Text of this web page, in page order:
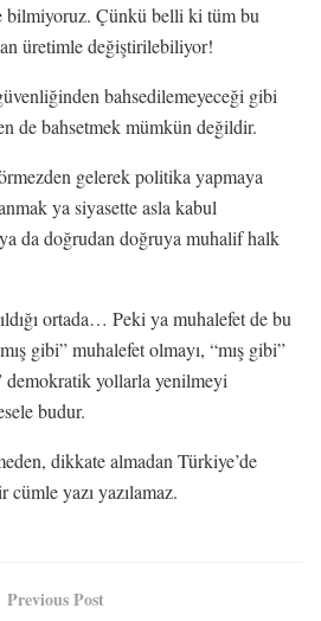
bilmiyoruz. Çünkü belli ki tüm bu
üretimle değiştirilebiliyor!
bahsedilemeyeceği gibi
de bahsetmek mümkün değildir.
gelerek politika yapmaya
ya siyasette asla kabul
da doğrudan doğruya muhalif halk
ortada… Peki ya muhalefet de bu
gibi” muhalefet olmayı, “mış gibi”
demokratik yollarla yenilmeyi
budur.
dikkate almadan Türkiye’de
cümle yazı yazılamaz.
Previous Post